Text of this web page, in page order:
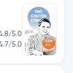
nhấn mạnh
nhiều cơ hội
ứng, tự học và
hơn việc chạy
sách truyền
/5.0
/5.0